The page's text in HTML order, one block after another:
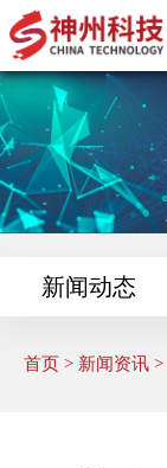
新闻动态
首页 > 新闻资讯 >